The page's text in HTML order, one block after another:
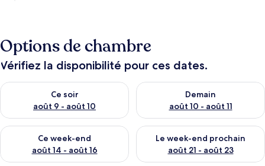
Options de chambre
Vérifiez la disponibilité pour ces dates.
Ce soir
août 9 - août 10
Vérifier la disponibilité pour ce soir août 9 - août 10
Demain
août 10 - août 11
Vérifier la disponibilité pour
Ce week-end
août 14 - août 16
Vérifier la disponibilité pour ce week-end août 14 - août 16
Le week-end prochain
août 21 - août 23
Vérifier la disponibilité pour